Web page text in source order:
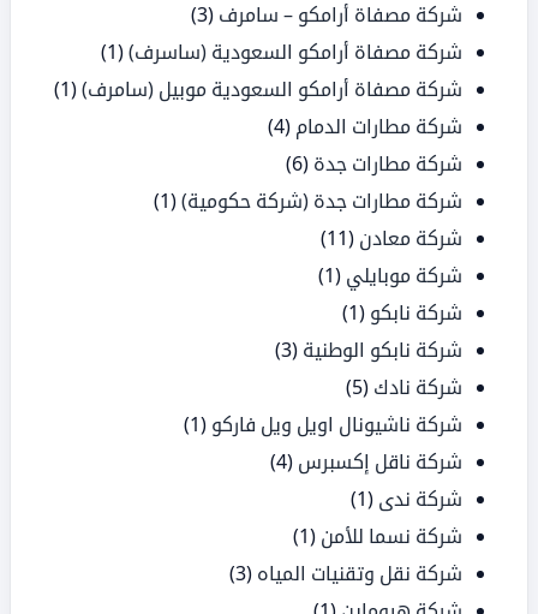
شركة مصفاة أرامكو – سامرف (3)
شركة مصفاة أرامكو السعودية (ساسرف)(1)
شركة مصفاة أرامكو السعودية موبيل (سامرف)(1)
شركة مطارات الدمام (4)
شركة مطارات جدة (6)
شركة مطارات جدة (شركة حكومية)(1)
شركة معادن (11)
شركة موبايلي (1)
شركة نابكو (1)
شركة نابكو الوطنية (3)
شركة نادك (5)
شركة ناشيونال اويل ويل فاركو (1)
شركة ناقل إكسبرس (4)
شركة ندى (1)
شركة نسما للأمن (1)
شركة نقل وتقنيات المياه (3)